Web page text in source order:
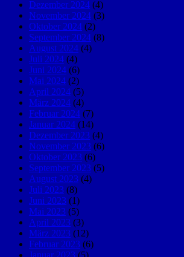
Dezember 2024 (4)
November 2024 (3)
Oktober 2024 (2)
September 2024 (8)
August 2024 (4)
Juli 2024 (4)
Juni 2024 (6)
Mai 2024 (2)
April 2024 (5)
März 2024 (4)
Februar 2024 (7)
Januar 2024 (14)
Dezember 2023 (4)
November 2023 (6)
Oktober 2023 (6)
September 2023 (5)
August 2023 (4)
Juli 2023 (8)
Juni 2023 (1)
Mai 2023 (5)
April 2023 (3)
März 2023 (12)
Februar 2023 (6)